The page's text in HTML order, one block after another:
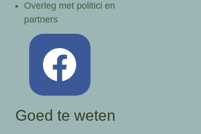
Overleg met politici en
partners
Goed te weten